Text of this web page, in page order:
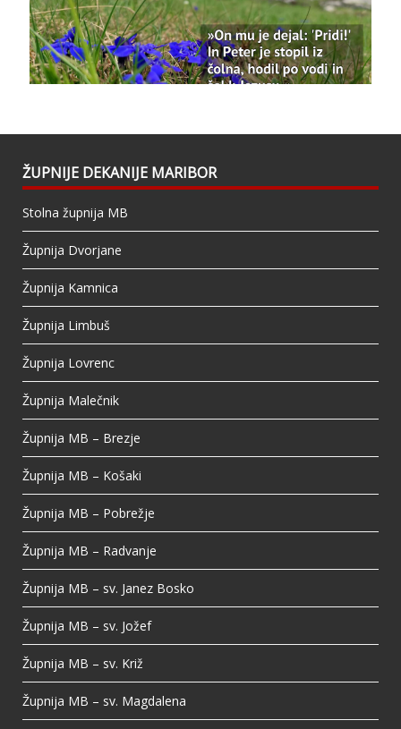
Bazilika Matere Usmiljenja updated their
status.
1 years ago
When this happens, it's usually because the
people, changed who can see it or it's been
deleted.
View on Facebook
ŽUPNIJE DEKANIJE MARIBOR
Stolna župnija MB
Župnija Dvorjane
Župnija Kamnica
Župnija Limbuš
Župnija Lovrenc
Župnija Malečnik
Župnija MB – Brezje
Župnija MB – Košaki
Župnija MB – Pobrežje
Župnija MB – Radvanje
Župnija MB – sv. Janez Bosko
Župnija MB – sv. Jožef
Župnija MB – sv. Križ
Župnija MB – sv. Magdalena